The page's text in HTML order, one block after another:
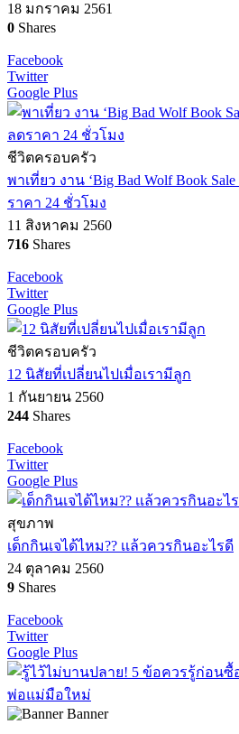
18 มกราคม 2561
0 Shares
Facebook
Twitter
Google Plus
ชีวิตครอบครัว
พาเที่ยว งาน ‘Big Bad Wolf Book
ราคา 24 ชั่วโมง
11 สิงหาคม 2560
716 Shares
Facebook
Twitter
Google Plus
ชีวิตครอบครัว
12 นิสัยที่เปลี่ยนไปเมื่อเรามีลูก
1 กันยายน 2560
244 Shares
Facebook
Twitter
Google Plus
สุขภาพ
เด็กกินเจได้ไหม?? เเล้วควรกินอะไรดี
24 ตุลาคม 2560
9 Shares
Facebook
Twitter
Google Plus
Banner